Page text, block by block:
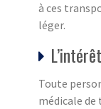
à ces
léger.
Toute
médicale